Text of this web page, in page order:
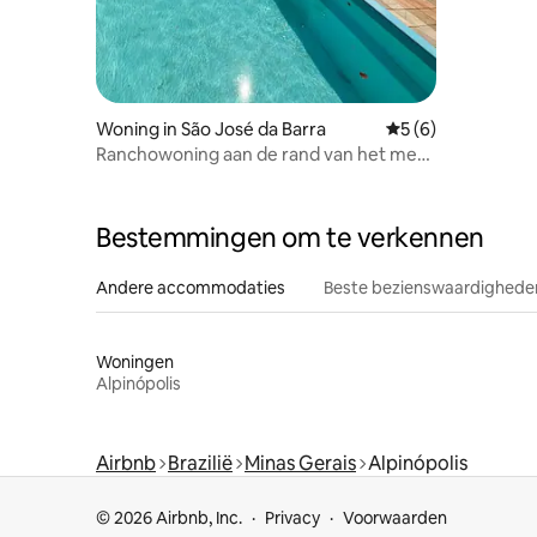
Woning in São José da Barra Gemiddelde
5 (6)
Ranchowoning aan de rand van het meer
Bestemmingen om te verkennen
Andere accommodaties Beste
Woningen
Alpinópolis
Airbnb Brazilië Minas Gerais Alpinópolis
© 2026 Airbnb, Inc. Privacy Voorwaarden